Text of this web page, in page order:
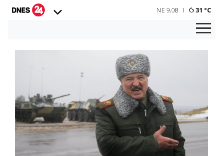
NE 9.08 31 °C